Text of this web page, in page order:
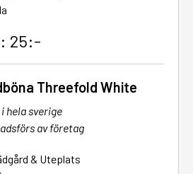
25:-
Threefold White
hela sverige
av företag
& Uteplats